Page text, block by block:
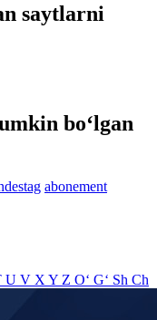
saytlarni
bo‘lgan
abonement
U V X Y Z O‘ G‘ Sh Ch